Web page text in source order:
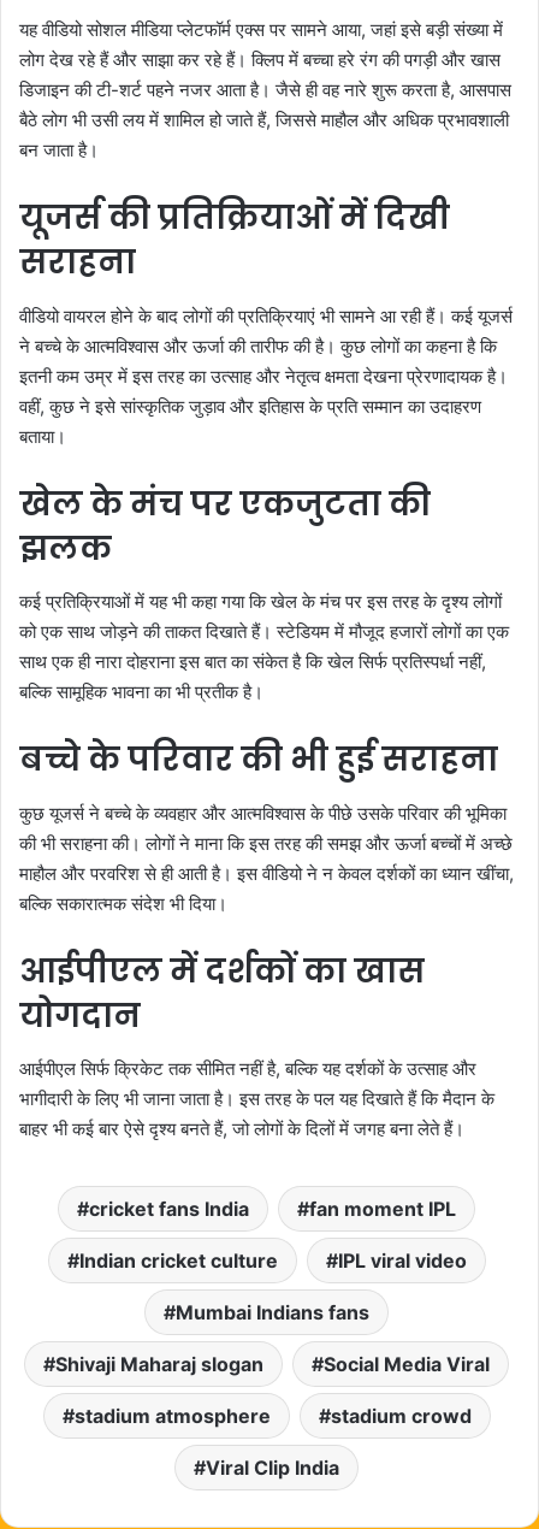
यह वीडियो सोशल मीडिया प्लेटफॉर्म एक्स पर सामने आया, जहां इसे बड़ी संख्या में
लोग देख रहे हैं और साझा कर रहे हैं। क्लिप में बच्चा हरे रंग की पगड़ी और खास
डिजाइन की टी-शर्ट पहने नजर आता है। जैसे ही वह नारे शुरू करता है, आसपास
बैठे लोग भी उसी लय में शामिल हो जाते हैं, जिससे माहौल और अधिक प्रभावशाली
बन जाता है।
यूजर्स की प्रतिक्रियाओं में दिखी
सराहना
वीडियो वायरल होने के बाद लोगों की प्रतिक्रियाएं भी सामने आ रही हैं। कई यूजर्स
ने बच्चे के आत्मविश्वास और ऊर्जा की तारीफ की है। कुछ लोगों का कहना है कि
इतनी कम उम्र में इस तरह का उत्साह और नेतृत्व क्षमता देखना प्रेरणादायक है।
वहीं, कुछ ने इसे सांस्कृतिक जुड़ाव और इतिहास के प्रति सम्मान का उदाहरण
बताया।
खेल के मंच पर एकजुटता की
झलक
कई प्रतिक्रियाओं में यह भी कहा गया कि खेल के मंच पर इस तरह के दृश्य लोगों
को एक साथ जोड़ने की ताकत दिखाते हैं। स्टेडियम में मौजूद हजारों लोगों का एक
साथ एक ही नारा दोहराना इस बात का संकेत है कि खेल सिर्फ प्रतिस्पर्धा नहीं,
बल्कि सामूहिक भावना का भी प्रतीक है।
बच्चे के परिवार की भी हुई सराहना
कुछ यूजर्स ने बच्चे के व्यवहार और आत्मविश्वास के पीछे उसके परिवार की भूमिका
की भी सराहना की। लोगों ने माना कि इस तरह की समझ और ऊर्जा बच्चों में अच्छे
माहौल और परवरिश से ही आती है। इस वीडियो ने न केवल दर्शकों का ध्यान खींचा,
बल्कि सकारात्मक संदेश भी दिया।
आईपीएल में दर्शकों का खास
योगदान
आईपीएल सिर्फ क्रिकेट तक सीमित नहीं है, बल्कि यह दर्शकों के उत्साह और
भागीदारी के लिए भी जाना जाता है। इस तरह के पल यह दिखाते हैं कि मैदान के
बाहर भी कई बार ऐसे दृश्य बनते हैं, जो लोगों के दिलों में जगह बना लेते हैं।
cricket fans India fan moment IPL
Indian cricket culture IPL viral video
Mumbai Indians fans
Shivaji Maharaj slogan Social Media Viral
stadium atmosphere stadium crowd
Viral Clip India